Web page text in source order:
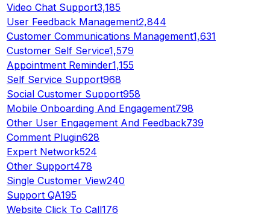
Video Chat Support3,185
User Feedback Management2,844
Customer Communications Management1,631
Customer Self Service1,579
Appointment Reminder1,155
Self Service Support968
Social Customer Support958
Mobile Onboarding And Engagement798
Other User Engagement And Feedback739
Comment Plugin628
Expert Network524
Other Support478
Single Customer View240
Support QA195
Website Click To Call176